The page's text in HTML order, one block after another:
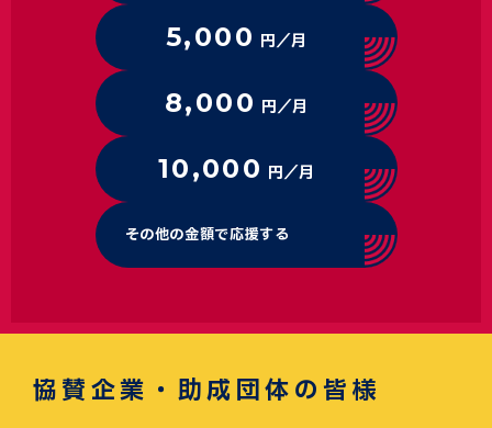
5,000 円／月
8,000 円／月
10,000 円／月
その他の金額で応援する
協賛企業・助成団体の皆様